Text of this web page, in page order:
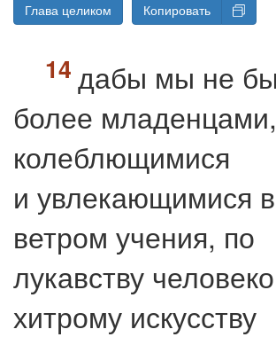
Глава целиком Копировать
дабы мы не
более младенцами,
колеблющимися
и увлекающимися
ветром учения, по
лукавству
хитрому искусству